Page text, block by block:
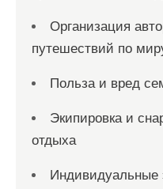
Организация
путешествий по
Польза и вред
Экипировка и
отдыха
Индивидуальные